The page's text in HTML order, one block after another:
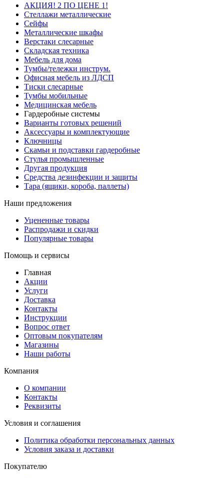
АКЦИЯ! 2 ПО ЦЕНЕ 1!
Стеллажи металлические
Сейфы
Металлические шкафы
Верстаки слесарные
Складская техника
Мебель для дома
Тумбы/тележки инструм.
Офисная мебель из ЛДСП
Тиски слесарные
Тумбы мобильные
Медицинская мебель
Гардеробные системы
Варианты готовых решений
Аксессуары и комплектующие
Ключницы
Скамьи и подставки гардеробные
Стулья промышленные
Другая продукция
Средства дезинфекции и защиты
Тара (ящики, короба, паллеты)
Наши предложения
Уцененные товары
Распродажи и скидки
Популярные товары
Помощь и сервисы
Главная
Акции
Услуги
Доставка
Контакты
Инструкции
Вопрос ответ
Оптовым покупателям
Магазины
Наши работы
Компания
О компании
Контакты
Реквизиты
Условия и соглашения
Политика обработки персональных данных
Условия заказа и доставки
Покупателю